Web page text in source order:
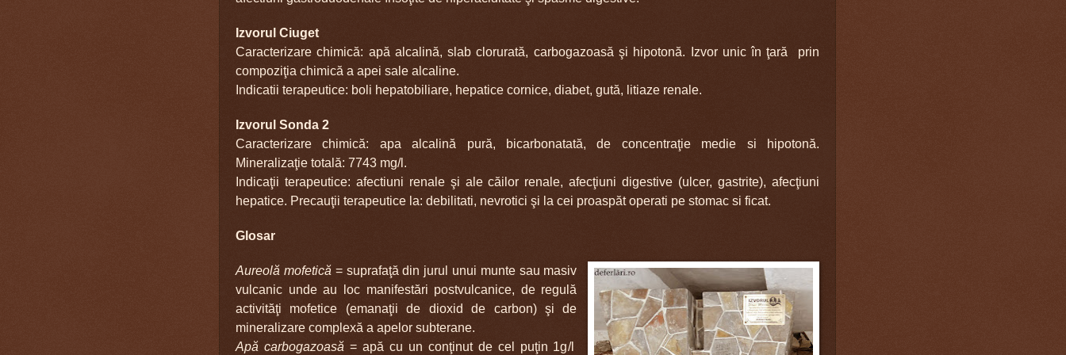
Izvorul Ciuget
Caracterizare chimică: apă alcalină, slab clorurată, carbogazoasă şi hipotonă. Izvor unic în ţară prin
compoziţia chimică a apei sale alcaline.
Indicatii terapeutice: boli hepatobiliare, hepatice cornice, diabet, gută, litiaze renale.
Izvorul Sonda 2
Caracterizare chimică: apa alcalină pură, bicarbonatată, de concentraţie medie si hipotonă.
Mineralizaţie totală: 7743 mg/l.
Indicaţii terapeutice: afectiuni renale şi ale căilor renale, afecţiuni digestive (ulcer, gastrite), afecţiuni
hepatice. Precauţii terapeutice la: debilitati, nevrotici şi la cei proaspăt operati pe stomac si ficat.
Glosar
Aureolă mofetică = suprafaţă din jurul unui munte sau masiv
vulcanic unde au loc manifestări postvulcanice, de regulă
activităţi mofetice (emanaţii de dioxid de carbon) şi de
mineralizare complexă a apelor subterane.
Apă carbogazoasă = apă cu un conţinut de cel puţin 1g/l